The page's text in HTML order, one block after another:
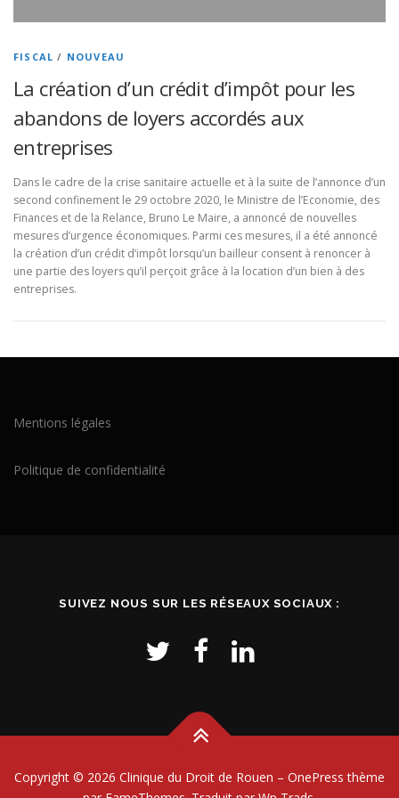
FISCAL / NOUVEAU
La création d’un crédit d’impôt pour les
abandons de loyers accordés aux
entreprises
Dans le cadre de la crise sanitaire actuelle et à la suite de l’annonce d’un
second confinement le 29 octobre 2020, le Ministre de l’Economie, des
Finances et de la Relance, Bruno Le Maire, a annoncé de nouvelles
mesures d’urgence économiques. Parmi ces mesures, il a été annoncé
la création d’un crédit d’impôt lorsqu’un bailleur consent à renoncer à
une partie des loyers qu’il perçoit grâce à la location d’un bien à des
entreprises.
Mentions légales
Politique de confidentialité
SUIVEZ NOUS SUR LES RÉSEAUX SOCIAUX :
Copyright © 2026 Clinique du Droit de Rouen – OnePress thème